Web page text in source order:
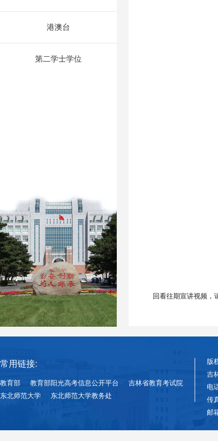
港澳台
第二学士学位
回看往期宣讲视频，
常用链接:
教育部 教育部阳光高考信息公开平台
吉林省教育考试院
东北师范大学
东北师范大学教务处
版
吉
电
传
邮